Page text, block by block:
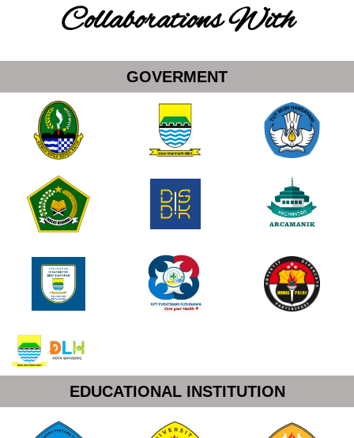
Collaborations With
GOVERMENT
EDUCATIONAL INSTITUTION